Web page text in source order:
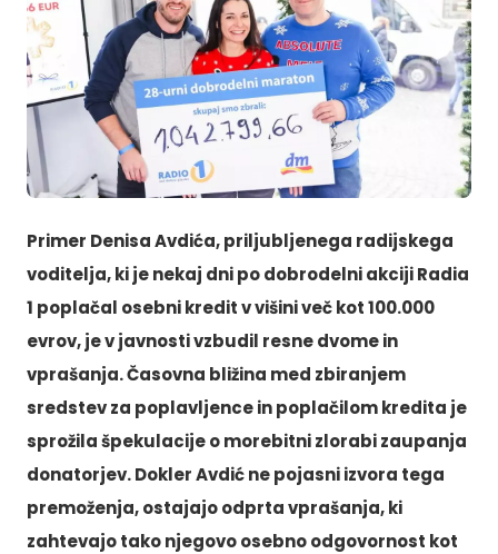
Primer Denisa Avdića, priljubljenega radijskega
voditelja, ki je nekaj dni po dobrodelni akciji Radia
1 poplačal osebni kredit v višini več kot 100.000
evrov, je v javnosti vzbudil resne dvome in
vprašanja. Časovna bližina med zbiranjem
sredstev za poplavljence in poplačilom kredita je
sprožila špekulacije o morebitni zlorabi zaupanja
donatorjev. Dokler Avdić ne pojasni izvora tega
premoženja, ostajajo odprta vprašanja, ki
zahtevajo tako njegovo osebno odgovornost kot